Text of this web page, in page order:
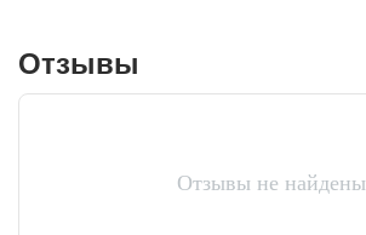
Отзывы
Отзывы не найдены